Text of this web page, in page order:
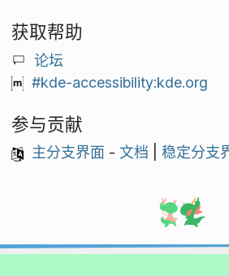
获取帮助
论坛
#kde-accessibility:kde.org
参与贡献
主分支界面 - 文档 稳定分支